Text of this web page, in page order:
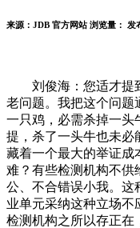
来源：JDB 官方网站 浏览量： 发
刘俊海：您适才提到
老问题。我把这个问题
一只鸡，必需杀掉一头
提，杀了一头牛也未必
藏着一个最大的举证成
难？有些检测机构不供
公、不合错误小我。这
业单元采纳这种立场不
检测机构之所以存正在